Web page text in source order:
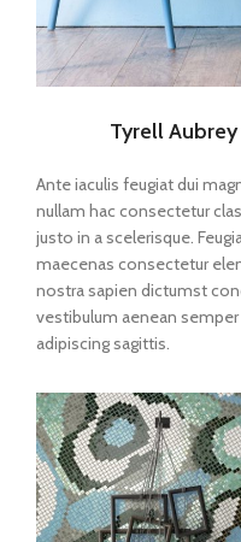
Tyrell
Ante iaculis feugiat dui
nullam hac consectetur
justo in a scelerisque.
maecenas consectetur
nostra sapien dictumst
vestibulum aenean
adipiscing sagittis.